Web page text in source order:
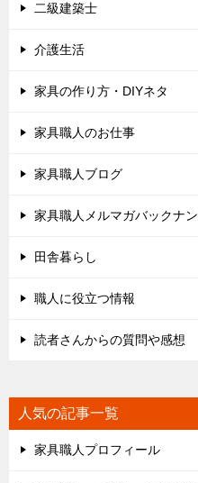
二級建築士
介護生活
家具の作り方・DIYネタ
家具職人のお仕事
家具職人ブログ
家具職人メルマガバックナ
田舎暮らし
職人に役立つ情報
読者さんからの質問や感想
人気の記事一覧
家具職人プロフィール